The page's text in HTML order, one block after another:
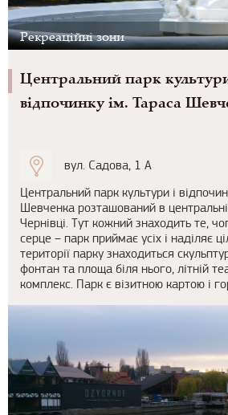
Рекреаційні зони
Центральний парк
відпочинку ім. Тараса
вул. Садова, 1 А
Центральний парк культури і
Шевченка розташований в
Чернівці. Тут кожний знаходить те,
серце – парк приймає усіх і наділяє
території парку знаходиться
фонтан та площа біля нього, літній
комплекс. Парк є візитною картою і